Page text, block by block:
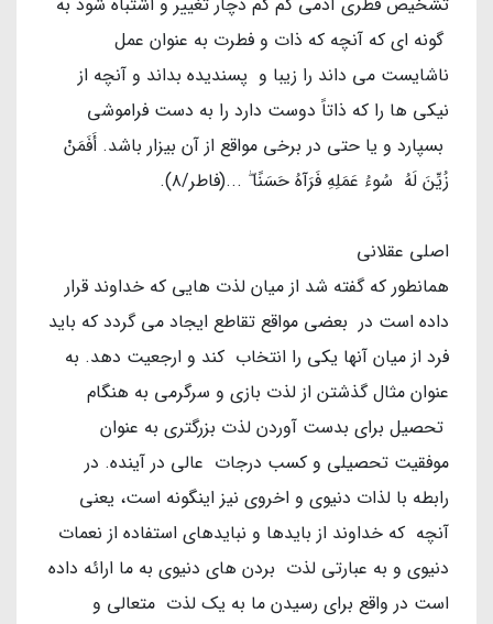
گونه ای که آنچه که ذات و فطرت به عنوان عمل
ناشایست می داند را زیبا و پسندیده بداند و آنچه از
نیکی ها را که ذاتاً دوست دارد را به دست فراموشی
بسپارد و یا حتی در برخی مواقع از آن بیزار باشد. أَفَمَنْ
زُيِّنَ لَهُ سُوءُ عَمَلِهِ فَرَآهُ حَسَنًا ۖ ...(فاطر/۸).
اصلی عقلانی
همانطور که گفته شد از میان لذت هایی که خداوند قرار
داده است در بعضی مواقع تقاطع ایجاد می گردد که باید
فرد از میان آنها یکی را انتخاب کند و ارجعیت دهد. به
عنوان مثال گذشتن از لذت بازی و سرگرمی به هنگام
تحصیل برای بدست آوردن لذت بزرگتری به عنوان
موفقیت تحصیلی و کسب درجات عالی در آینده. در
رابطه با لذات دنیوی و اخروی نیز اینگونه است، یعنی
آنچه که خداوند از بایدها و نبایدهای استفاده از نعمات
دنیوی و به عبارتی لذت بردن های دنیوی به ما ارائه داده
است در واقع برای رسیدن ما به یک لذت متعالی و